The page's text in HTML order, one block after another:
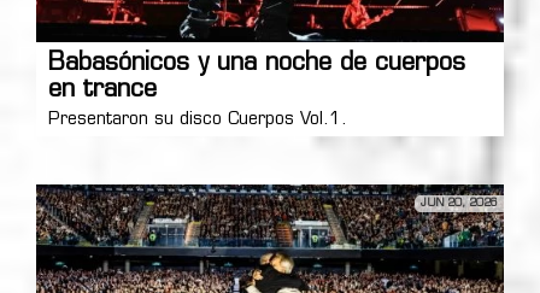
Babasónicos y una noche de cuerpos
en trance
Presentaron su disco Cuerpos Vol.1.
JUN 20, 2026